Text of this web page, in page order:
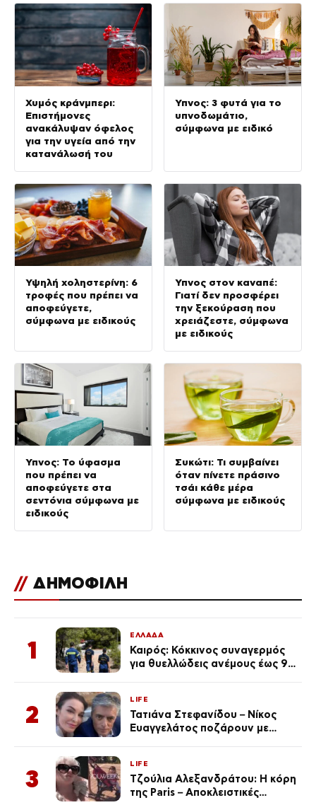
Χυμός κράνμπερι:
Επιστήμονες
ανακάλυψαν όφελος
για την υγεία από την
κατανάλωσή του
Ύπνος: 3 φυτά για το
υπνοδωμάτιο,
σύμφωνα με ειδικό
Υψηλή χοληστερίνη: 6
τροφές που πρέπει να
αποφεύγετε,
σύμφωνα με ειδικούς
Ύπνος στον καναπέ:
Γιατί δεν προσφέρει
την ξεκούραση που
χρειάζεστε, σύμφωνα
με ειδικούς
Ύπνος: Το ύφασμα
που πρέπει να
αποφεύγετε στα
σεντόνια σύμφωνα με
ειδικούς
Συκώτι: Τι συμβαίνει
όταν πίνετε πράσινο
τσάι κάθε μέρα
σύμφωνα με ειδικούς
// ΔΗΜΟΦΙΛΗ
1
ΕΛΛΑΔΑ
Καιρός: Κόκκινος συναγερμός
για θυελλώδεις ανέμους έως 9
2
LIFE
Τατιάνα Στεφανίδου – Νίκος
Ευαγγελάτος ποζάρουν με
3
LIFE
Τζούλια Αλεξανδράτου: Η κόρη
της Paris – Αποκλειστικές